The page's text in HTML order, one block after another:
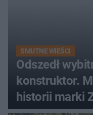
SMUTNE WIEŚCI
Odszedł
konstruktor.
historii marki